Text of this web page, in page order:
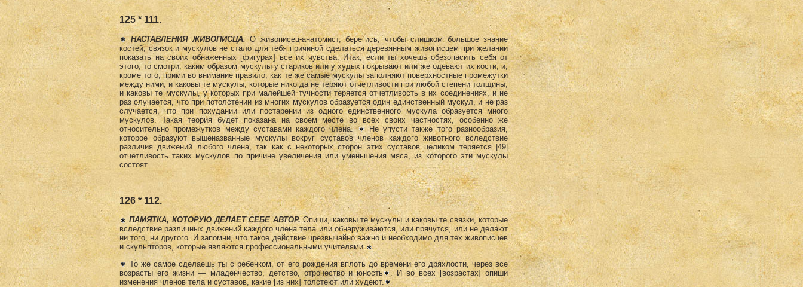
125 * 111.
НАСТАВЛЕНИЯ ЖИВОПИСЦА.О живописец-анатомист, берегись, чтобы слишком большое знание
костей, связок и мускулов не стало для тебя причиной сделаться деревянным живописцем при желании
показать на своих обнаженных [фигурах] все их чувства. Итак, если ты хочешь обезопасить себя от
этого, то смотри, каким образом мускулы у стариков или у худых покрывают или же одевают их кости; и,
кроме того, прими во внимание правило, как те же самые мускулы заполняют поверхностные промежутки
между ними, и каковы те мускулы, которые никогда не теряют отчетливости при любой степени толщины,
и каковы те мускулы, у которых при малейшей тучности теряется отчетливость в их соединениях, и не
раз случается, что при потолстении из многих мускулов образуется один единственный мускул, и не раз
случается, что при похудании или постарении из одного единственного мускула образуется много
мускулов. Такая теория будет показана на своем месте во всех своих частностях, особенно же
отноcительно промежутков между суставами каждого члена.
Не упусти также того разнообразия,
которое образуют вышеназванные мускулы вокруг суставов членов каждого животного вследствие
различия движений любого члена, так как с некоторых сторон этих суставов целиком теряется |49|
отчетливость таких мускулов по причине увеличения или уменьшения мяса, из которого эти мускулы
состоят.
126 * 112.
ПАМЯТКА, КОТОРУЮ ДЕЛАЕТ СЕБЕ АВТОР.Опиши, каковы те мускулы и каковы те связки, которые
вследствие различных движений каждого члена тела или обнаруживаются, или прячутся, или не делают
ни того, ни другого. И запомни, что такое действие чрезвычайно важно и необходимо для тех живописцев
и скульпторов, которые являются профессиональными учителями
.
То же самое сделаешь ты с ребенком, от его рождения вплоть до времени его дряхлости, через все
возрасты его жизни — младенчество, детство, отрочество и юность
. И во всех [возрастах] опиши
изменения членов тела и суставов, какие [из них] толстеют или худеют.